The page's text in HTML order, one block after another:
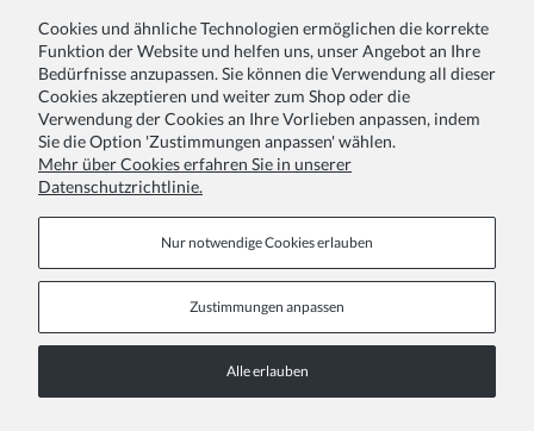
Ihr Bericht:
Informationsseiten
Cookies und ähnliche Technologien ermöglichen die korrekte
Funktion der Website und helfen uns, unser Angebot an Ihre
Bedürfnisse anzupassen. Sie können die Verwendung all dieser
Cookies akzeptieren und weiter zum Shop oder die
Verwendung der Cookies an Ihre Vorlieben anpassen, indem
Sie die Option 'Zustimmungen anpassen' wählen.
Mehr über Cookies erfahren Sie in unserer
Datenschutzrichtlinie.
Nur notwendige Cookies erlauben
Zustimmungen anpassen
Alle erlauben